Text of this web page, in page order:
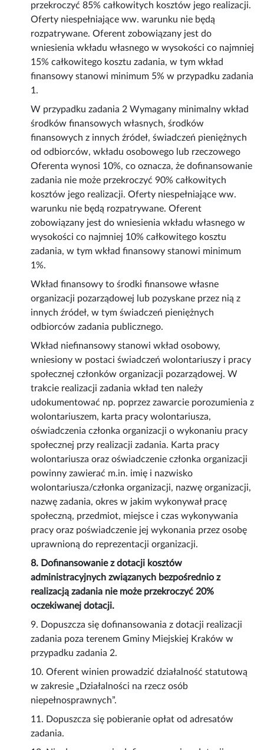
przekroczyć 85% całkowitych kosztów jego realizacji.
Oferty niespełniające ww. warunku nie będą
rozpatrywane. Oferent zobowiązany jest do
wniesienia wkładu własnego w wysokości co najmniej
15% całkowitego kosztu zadania, w tym wkład
finansowy stanowi minimum 5% w przypadku zadania
1.
W przypadku zadania 2 Wymagany minimalny wkład
środków finansowych własnych, środków
finansowych z innych źródeł, świadczeń pieniężnych
od odbiorców, wkładu osobowego lub rzeczowego
Oferenta wynosi 10%, co oznacza, że dofinansowanie
zadania nie może przekroczyć 90% całkowitych
kosztów jego realizacji. Oferty niespełniające ww.
warunku nie będą rozpatrywane. Oferent
zobowiązany jest do wniesienia wkładu własnego w
wysokości co najmniej 10% całkowitego kosztu
zadania, w tym wkład finansowy stanowi minimum
1%.
Wkład finansowy to środki finansowe własne
organizacji pozarządowej lub pozyskane przez nią z
innych źródeł, w tym świadczeń pieniężnych
odbiorców zadania publicznego.
Wkład niefinansowy stanowi wkład osobowy,
wniesiony w postaci świadczeń wolontariuszy i pracy
społecznej członków organizacji pozarządowej. W
trakcie realizacji zadania wkład ten należy
udokumentować np. poprzez zawarcie porozumienia z
wolontariuszem, karta pracy wolontariusza,
oświadczenia członka organizacji o wykonaniu pracy
społecznej przy realizacji zadania. Karta pracy
wolontariusza oraz oświadczenie członka organizacji
powinny zawierać m.in. imię i nazwisko
wolontariusza/członka organizacji, nazwę organizacji,
nazwę zadania, okres w jakim wykonywał pracę
społeczną, przedmiot, miejsce i czas wykonywania
pracy oraz poświadczenie jej wykonania przez osobę
uprawnioną do reprezentacji organizacji.
8. Dofinansowanie z dotacji kosztów
administracyjnych związanych bezpośrednio z
realizacją zadania nie może przekroczyć 20%
oczekiwanej dotacji.
9. Dopuszcza się dofinansowania z dotacji realizacji
zadania poza terenem Gminy Miejskiej Kraków w
przypadku zadania 2.
10. Oferent winien prowadzić działalność statutową
w zakresie „Działalności na rzecz osób
niepełnosprawnych”.
11. Dopuszcza się pobieranie opłat od adresatów
zadania.